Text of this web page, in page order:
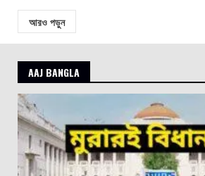
আরও পড়ুন
AAJ BANGLA